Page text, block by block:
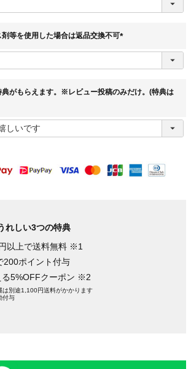
等を使用した場合は返品交換不可
須
典がもらえます。※レビュー投稿のみだけ。(特典は
れしい3つの特典
以上で送料無料 ※1
200ポイント付与
る5%OFFクーポン ※2
別途1,100円送料がかかります
付与